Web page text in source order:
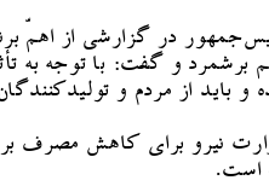
رئیس‌جمهور در گزارشی از
و گفت: با توجه به
و باید از مردم و
نیرو برای کاهش مصرف
است.